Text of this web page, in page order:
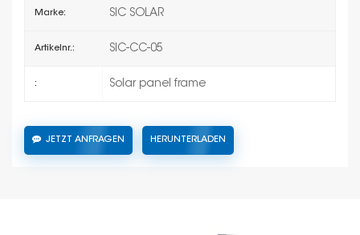
Marke: SIC SOLAR
Artikelnr.: SIC-CC-05
: Solar panel frame
JETZT ANFRAGEN HERUNTERLADEN